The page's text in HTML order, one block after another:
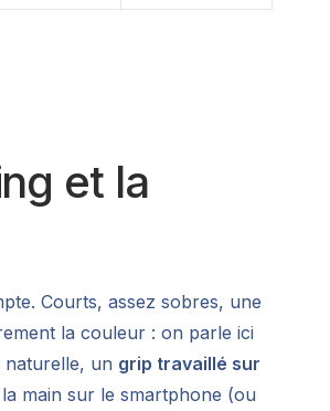
et la
Courts, assez sobres, une
la couleur : on parle ici
naturelle, un grip travaillé sur
main sur le smartphone (ou